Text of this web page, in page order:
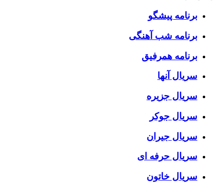
برنامه پیشگو
برنامه شب آهنگی
برنامه همرفیق
سریال آنها
سریال جزیره
سریال جوکر
سریال جیران
سریال حرفه ای
سریال خاتون